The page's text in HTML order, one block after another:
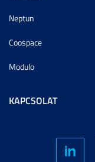
Neptun
Coospace
Modulo
KAPCSOLAT